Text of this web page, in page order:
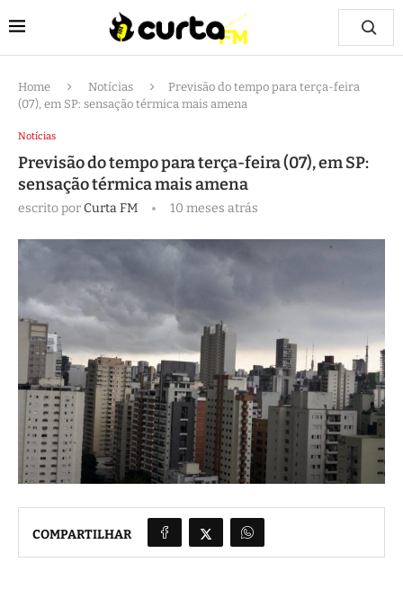
Home Notícias
Previsão do tempo para terça-feira
(07), em SP: sensação térmica mais amena
Notícias
Previsão do tempo para terça-feira (07), em SP:
sensação térmica mais amena
escrito porCurta FM 10 meses atrás
COMPARTILHAR